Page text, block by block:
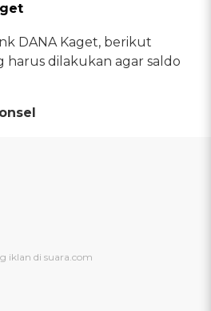
DANA Kaget, berikut
harus dilakukan agar saldo